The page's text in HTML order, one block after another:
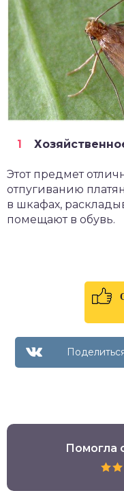
Этот предмет
отпугиванию
в шкафах,
помещают в обувь.
Помогла